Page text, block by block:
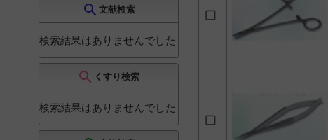
老年内科 19
麻酔科
4
その他（教育・介護・
モノピレン 7
マイクロサージャリー
ン 6
外科用角針
PANDOR Needle
search 文献検索
検索結果はありませんでした
search くすり検索
検索結果はありませんでした